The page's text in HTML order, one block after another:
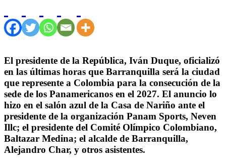
El presidente de la República, Iván Duque, oficializó
en las últimas horas que Barranquilla será la ciudad
que represente a Colombia para la consecución de la
sede de los Panamericanos en el 2027. El anuncio lo
hizo en el salón azul de la Casa de Nariño ante el
presidente de la organización Panam Sports, Neven
Illc; el presidente del Comité Olímpico Colombiano,
Baltazar Medina; el alcalde de Barranquilla,
Alejandro Char, y otros asistentes.